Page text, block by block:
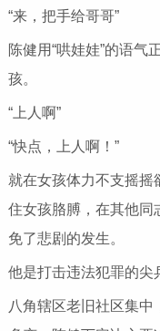
“来，把手给哥哥”
陈健用“哄娃娃”的语气
孩。
“上人啊”
“快点，上人啊！”
就在女孩体力不支摇摇
住女孩胳膊，在其他同
免了悲剧的发生。
他是打击违法犯罪的尖
八角辖区老旧社区集